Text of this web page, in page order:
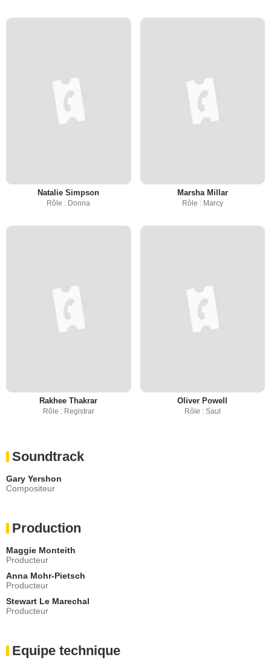
Natalie Simpson
Rôle : Donna
Marsha Millar
Rôle : Marcy
Rakhee Thakrar
Rôle : Registrar
Oliver Powell
Rôle : Saul
Soundtrack
Gary Yershon
Compositeur
Production
Maggie Monteith
Producteur
Anna Mohr-Pietsch
Producteur
Stewart Le Marechal
Producteur
Equipe technique